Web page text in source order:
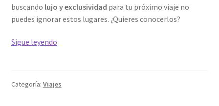
buscando lujo y exclusividad para tu próximo viaje no
puedes ignorar estos lugares. ¿Quieres conocerlos?
Sigue leyendoLos
caros
Categoría: Viajes